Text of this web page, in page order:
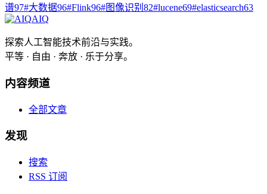
谱97#大数据96#Flink96#图像识别 82#lucene69#elasticsearch63
AIQ
探索人工智能技术前沿与实践。
平等 · 自由 · 奔放 · 乐于分享。
内容频道
全部文章
发现
搜索
RSS 订阅